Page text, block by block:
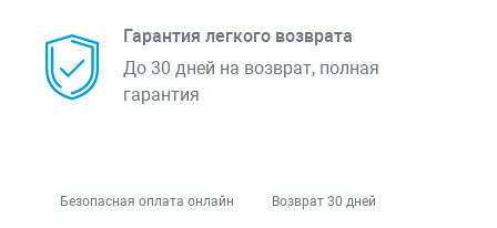
Гарантия легкого возврата
До 30 дней на возврат, полная
гарантия
Безопасная оплата онлайн Возврат 30 дней